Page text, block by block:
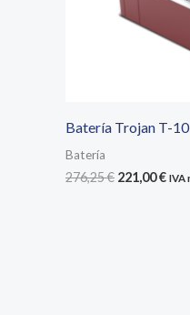
Batería Trojan T-
Batería
276,25€ El
221,00€ElIVA